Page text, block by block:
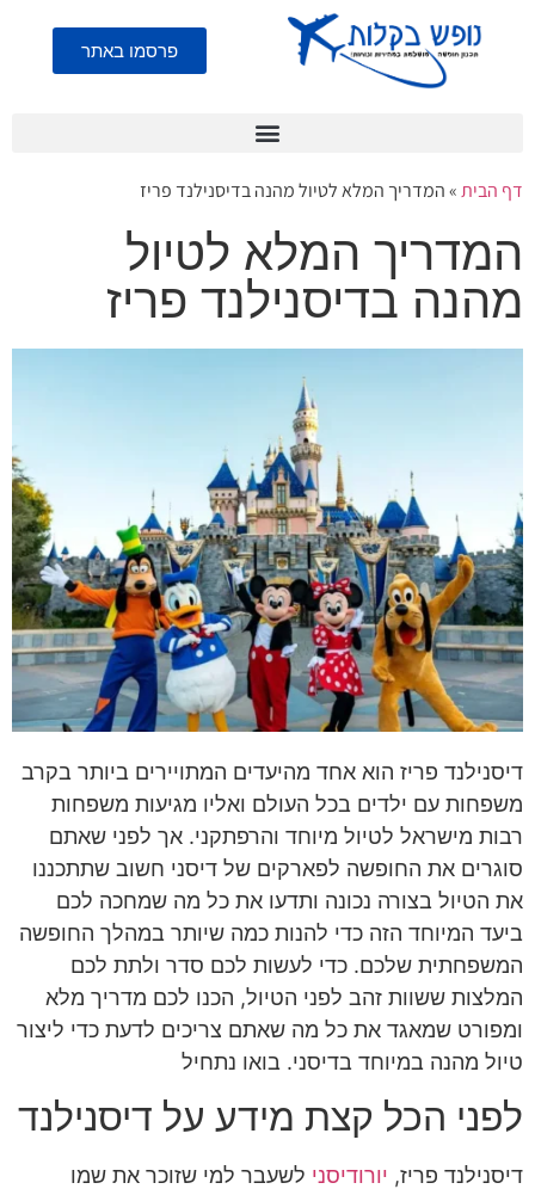
פרסמו באתר
דף הבית»המדריך המלא לטיול מהנה בדיסנילנד פריז
המדריך המלא לטיול
מהנה בדיסנילנד פריז
דיסנילנד פריז הוא אחד מהיעדים המתויירים ביותר בקרב
משפחות עם ילדים בכל העולם ואליו מגיעות משפחות
רבות מישראל לטיול מיוחד והרפתקני. אך לפני שאתם
סוגרים את החופשה לפארקים של דיסני חשוב שתתכננו
את הטיול בצורה נכונה ותדעו את כל מה שמחכה לכם
ביעד המיוחד הזה כדי להנות כמה שיותר במהלך החופשה
המשפחתית שלכם. כדי לעשות לכם סדר ולתת לכם
המלצות ששוות זהב לפני הטיול, הכנו לכם מדריך מלא
ומפורט שמאגד את כל מה שאתם צריכים לדעת כדי ליצור
טיול מהנה במיוחד בדיסני. בואו נתחיל
לפני הכל קצת מידע על דיסנילנד
דיסנילנד פריז, יורודיסני לשעבר למי שזוכר את שמו